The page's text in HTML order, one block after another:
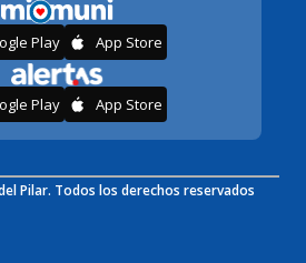
Play App Store
Play App Store
Pilar. Todos los derechos reservados